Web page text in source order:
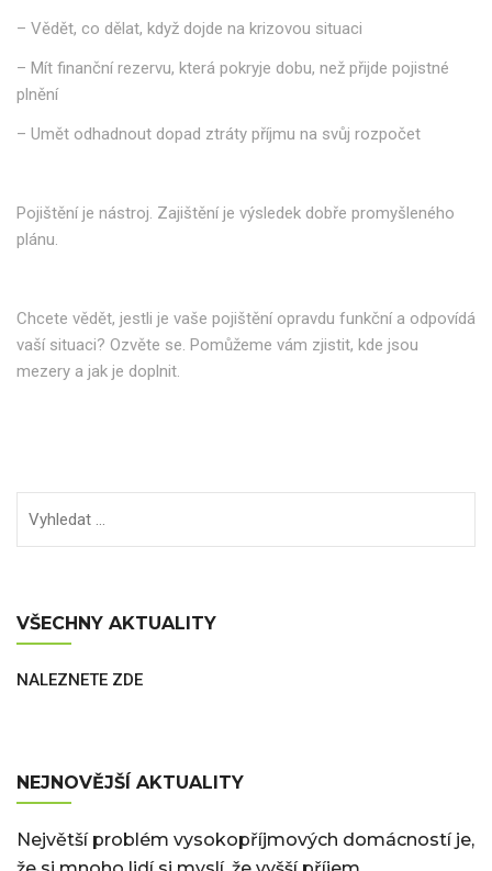
– Vědět, co dělat, když dojde na krizovou situaci
– Mít finanční rezervu, která pokryje dobu, než přijde pojistné
plnění
– Umět odhadnout dopad ztráty příjmu na svůj rozpočet
Pojištění je nástroj. Zajištění je výsledek dobře promyšleného
plánu.
Chcete vědět, jestli je vaše pojištění opravdu funkční a odpovídá
vaší situaci? Ozvěte se. Pomůžeme vám zjistit, kde jsou
mezery a jak je doplnit.
VŠECHNY AKTUALITY
NALEZNETE ZDE
NEJNOVĚJŠÍ AKTUALITY
Největší problém vysokopříjmových domácností je,